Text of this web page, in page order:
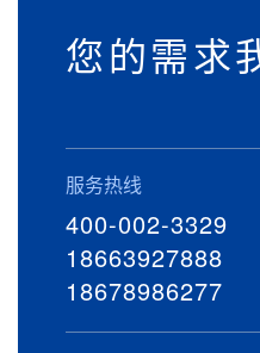
您的需求
服务热线
400-002-3329
18663927888
18678986277